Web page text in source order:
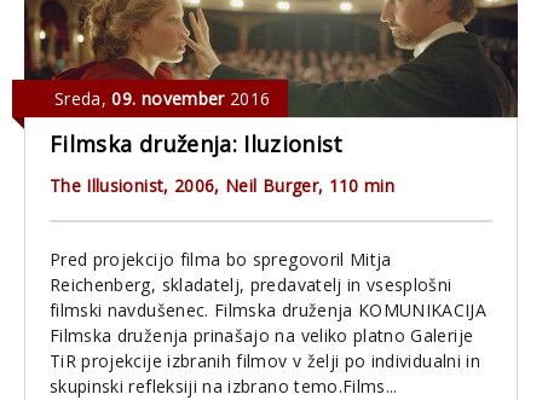
Sreda,09. november2016
Filmska druženja: Iluzionist
The Illusionist, 2006, Neil Burger, 110 min
Pred projekcijo filma bo spregovoril Mitja
Reichenberg, skladatelj, predavatelj in vsesplošni
filmski navdušenec. Filmska druženja KOMUNIKACIJA
Filmska druženja prinašajo na veliko platno Galerije
TiR projekcije izbranih filmov v želji po individualni in
skupinski refleksiji na izbrano temo.Films...